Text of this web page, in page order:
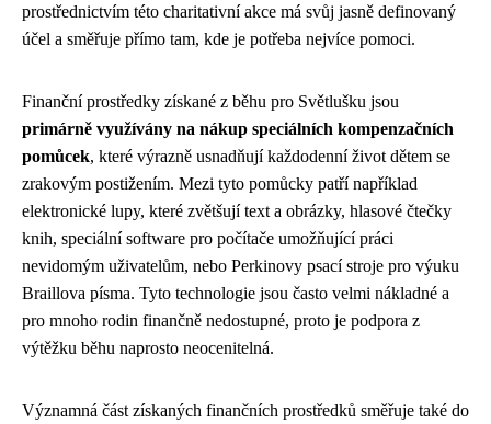
prostřednictvím této charitativní akce má svůj jasně definovaný
účel a směřuje přímo tam, kde je potřeba nejvíce pomoci.
Finanční prostředky získané z běhu pro Světlušku jsou
primárně využívány na nákup speciálních kompenzačních
pomůcek, které výrazně usnadňují každodenní život dětem se
zrakovým postižením. Mezi tyto pomůcky patří například
elektronické lupy, které zvětšují text a obrázky, hlasové čtečky
knih, speciální software pro počítače umožňující práci
nevidomým uživatelům, nebo Perkinovy psací stroje pro výuku
Braillova písma. Tyto technologie jsou často velmi nákladné a
pro mnoho rodin finančně nedostupné, proto je podpora z
výtěžku běhu naprosto neocenitelná.
Významná část získaných finančních prostředků směřuje také do